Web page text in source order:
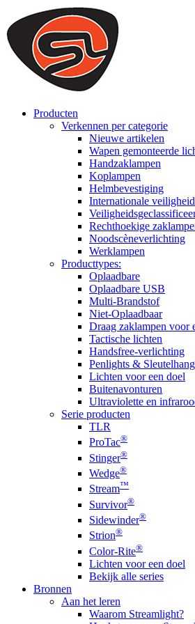
We use cookies to ensure that we
you a better experience. To learn more or
ACCEPT AND CLOSE
Producten
Verkennen per categorie
Nieuwe artikelen
Wapen gemonteerde
Handzaklampen
Koplampen
Helmbevestiging
Internationale
Rechthoekige
Noodscèneverlichting
Werklampen
Producttypes:
Oplaadbare
Oplaadbare USB
Multi-Brandstof
Niet-Oplaadbaar
Draag zaklampen voor
Tactische lichten
Handsfree-verlichting
Penlights &
Lichten voor een doel
Buitenavonturen
Ultraviolette en
Serie producten
TLR
ProTac®
Stinger®
Wedge®
Stream™
Survivor®
Sidewinder®
Strion®
Color-Rite®
Lichten voor een doel
Bekijk alle series
Bronnen
Aan het leren
Waarom Streamlight?